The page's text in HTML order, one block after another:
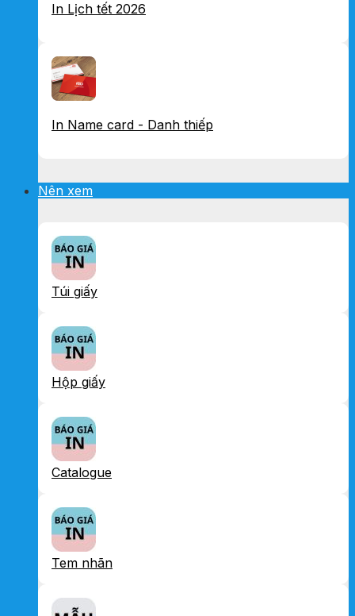
In Lịch tết 2026
In Name card - Danh thiếp
Nên xem
Túi giấy
Hộp giấy
Catalogue
Tem nhãn